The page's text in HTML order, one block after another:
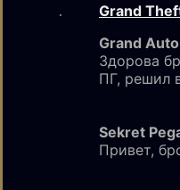
Grand
Grand
Здорова
ПГ, решил
Sekret
Привет,